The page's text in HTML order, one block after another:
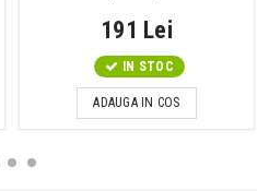
191 Lei
IN STOC
ADAUGA IN COS